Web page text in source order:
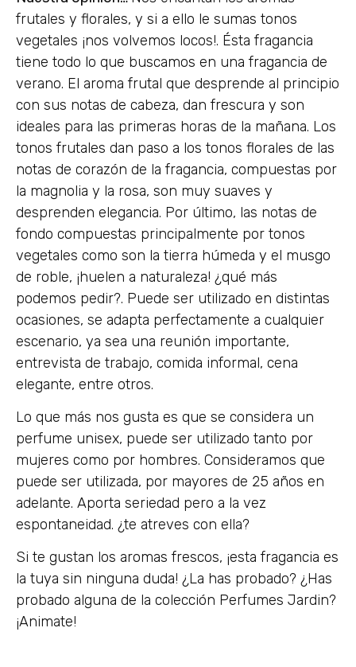
frutales y florales, y si a ello le sumas tonos
vegetales ¡nos volvemos locos!. Ésta fragancia
tiene todo lo que buscamos en una fragancia de
verano. El aroma frutal que desprende al principio
con sus notas de cabeza, dan frescura y son
ideales para las primeras horas de la mañana. Los
tonos frutales dan paso a los tonos florales de las
notas de corazón de la fragancia, compuestas por
la magnolia y la rosa, son muy suaves y
desprenden elegancia. Por último, las notas de
fondo compuestas principalmente por tonos
vegetales como son la tierra húmeda y el musgo
de roble, ¡huelen a naturaleza! ¿qué más
podemos pedir?. Puede ser utilizado en distintas
ocasiones, se adapta perfectamente a cualquier
escenario, ya sea una reunión importante,
entrevista de trabajo, comida informal, cena
elegante, entre otros.
Lo que más nos gusta es que se considera un
perfume unisex, puede ser utilizado tanto por
mujeres como por hombres. Consideramos que
puede ser utilizada, por mayores de 25 años en
adelante. Aporta seriedad pero a la vez
espontaneidad. ¿te atreves con ella?
Si te gustan los aromas frescos, ¡esta fragancia es
la tuya sin ninguna duda! ¿La has probado? ¿Has
probado alguna de la colección Perfumes Jardin?
¡Animate!